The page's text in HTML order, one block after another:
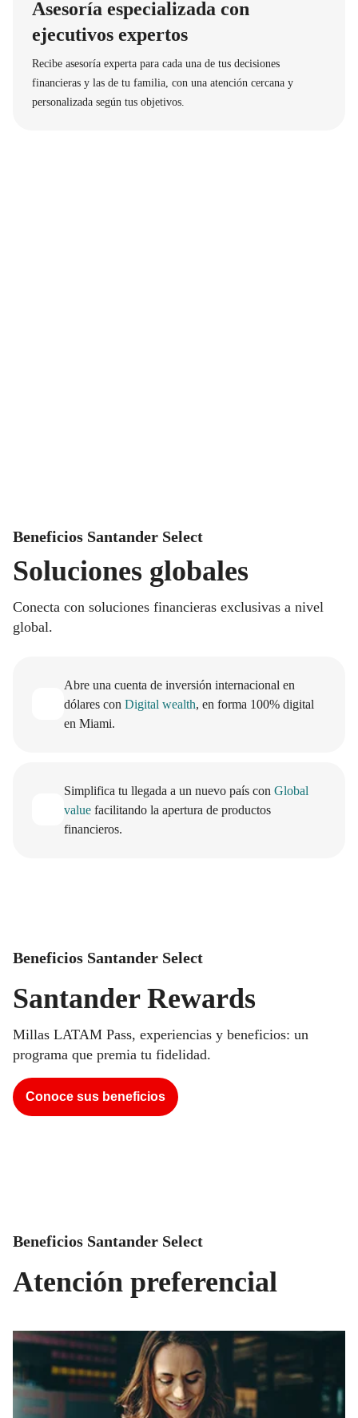
Asesoría especializada con
ejecutivos expertos
Recibe asesoría experta para cada una de tus decisiones
financieras y las de tu familia, con una atención cercana y
personalizada según tus objetivos.
Beneficios Santander Select
Soluciones globales
Conecta con soluciones financieras exclusivas a nivel
global.
Abre una cuenta de inversión internacional en
dólares con Digital wealth, en forma 100% digital
en Miami.
Simplifica tu llegada a un nuevo país con Global
value facilitando la apertura de productos
financieros.
Beneficios Santander Select
Santander Rewards
Millas LATAM Pass, experiencias y beneficios: un
programa que premia tu fidelidad.
Conoce sus beneficios
Beneficios Santander Select
Atención preferencial